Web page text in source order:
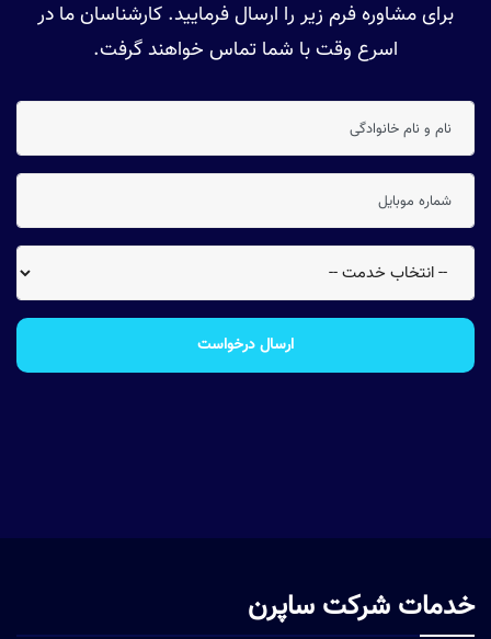
برای مشاوره فرم زیر را ارسال فرمایید. کارشناسان ما در
اسرع وقت با شما تماس خواهند گرفت.
ارسال درخواست